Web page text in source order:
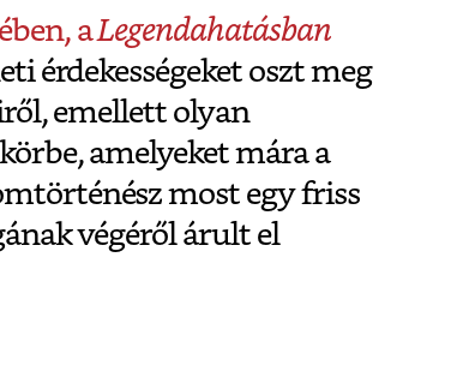
aLegendahatásban
érdekességeket oszt meg
emellett olyan
amelyeket mára a
most egy friss
végéről árult el